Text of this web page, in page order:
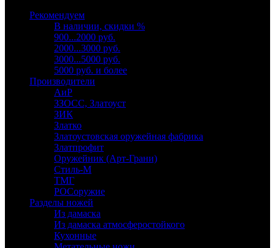
Рекомендуем
В наличии, скидки %
900...2000 руб.
2000...3000 руб.
3000...5000 руб.
5000 руб. и более
Производители
АиР
ЗЗОСС, Златоуст
ЗИК
Златко
Златоустовская оружейная фабрика
Златпрофит
Оружейник (Арт-Грани)
Стиль-М
ТМГ
РОСоружие
Разделы ножей
Из дамаска
Из дамаска атмосферостойкого
Кухонные